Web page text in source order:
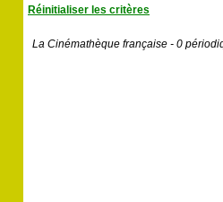
Réinitialiser les critères
La Cinémathèque française - 0